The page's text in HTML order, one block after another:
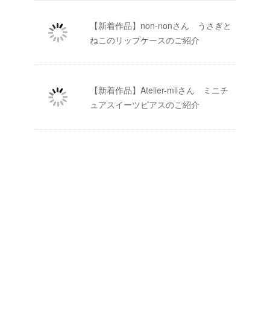
【新着作品】non-nonさん うさぎと
ねこのリップケースのご紹介
【新着作品】Atelier-miiさん ミニチ
ュアスイーツピアスのご紹介